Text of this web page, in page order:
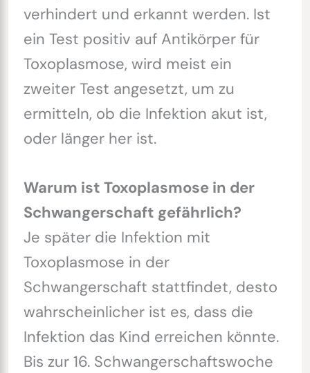
verhindert und erkannt werden. Ist
ein Test positiv auf Antikörper für
Toxoplasmose, wird meist ein
zweiter Test angesetzt, um zu
ermitteln, ob die Infektion akut ist,
oder länger her ist.
Warum ist Toxoplasmose in der
Schwangerschaft gefährlich?
Je später die Infektion mit
Toxoplasmose in der
Schwangerschaft stattfindet, desto
wahrscheinlicher ist es, dass die
Infektion das Kind erreichen könnte.
Bis zur 16. Schwangerschaftswoche